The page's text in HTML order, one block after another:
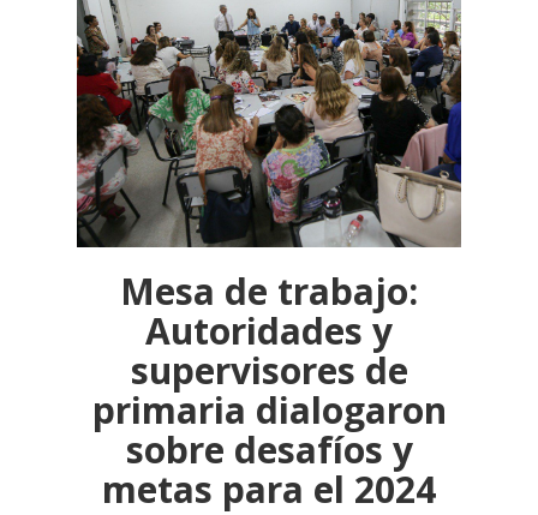
Mesa de trabajo:
Autoridades y
supervisores de
primaria dialogaron
sobre desafíos y
metas para el 2024